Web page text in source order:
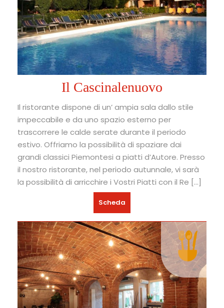
Il Cascinalenuovo
Il ristorante dispone di un’ ampia sala dallo stile
impeccabile e da uno spazio esterno per
trascorrere le calde serate durante il periodo
estivo. Offriamo la possibilità di spaziare dai
grandi classici Piemontesi a piatti d’Autore. Presso
il nostro ristorante, nel periodo autunnale, vi sarà
la possibilità di arricchire i Vostri Piatti con il Re […]
Scheda